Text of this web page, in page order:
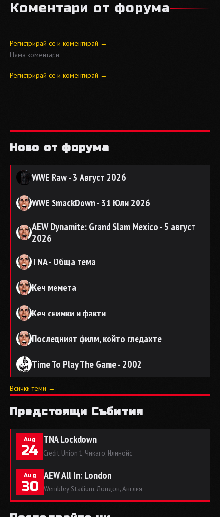
Коментари от форума
Регистрирай се и коментирай →
Няма коментари.
Регистрирай се и коментирай →
Ново от форума
WWE Raw - 3 Август 2026
WWE SmackDown - 31 Юли 2026
AEW Dynamite: Grand Slam Mexico - 5 август
2026
TNA - Обща тема
Кеч мемета
Кеч снимки и факти
Последният филм, който гледахте
Time To Play The Game - 2002
Всички теми →
Предстоящи Събития
Aug
24
TNA Lockdown
Credit Union 1, Чикаго, Илинойс
Aug
30
AEW All In: London
Wembley Stadium, Лондон, Англия